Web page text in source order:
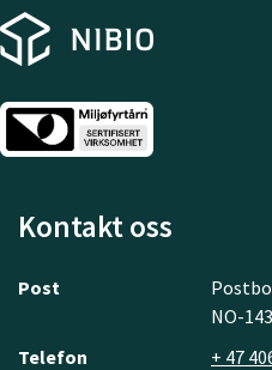
Kontakt oss
Post
NO-
Telefon
+ 47